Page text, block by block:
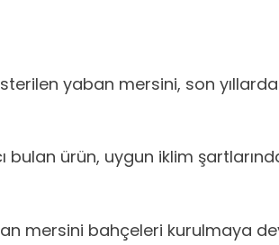
yaban mersini, son
ürün, uygun iklim
mersini bahçeleri kurulmaya